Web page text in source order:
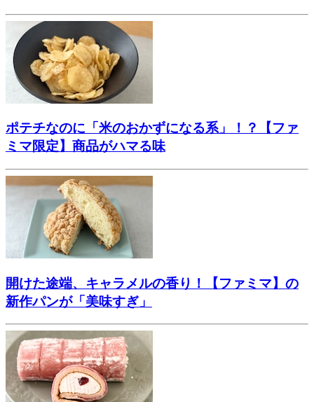
ポテチなのに「米のおかずになる系」！？【ファ
ミマ限定】商品がハマる味
開けた途端、キャラメルの香り！【ファミマ】の
新作パンが「美味すぎ」